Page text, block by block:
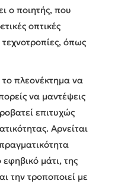
ο ποιητής, που
οπτικές
όπως
πλεονέκτημα να
να μαντέψεις
επιτυχώς
Αρνείται
μάτι, της
την τροποποιεί με